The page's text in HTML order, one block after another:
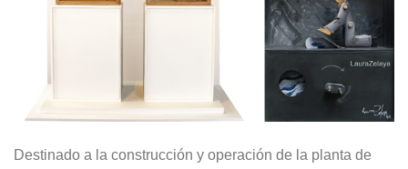
Destinado a la construcción y operación de la planta de